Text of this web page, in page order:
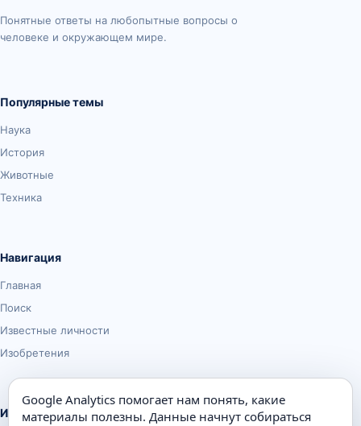
Понятные ответы на любопытные вопросы о
человеке и окружающем мире.
Популярные темы
Наука
История
Животные
Техника
Навигация
Главная
Поиск
Известные личности
Изобретения
Информация
Google Analytics помогает нам понять, какие
материалы полезны. Данные начнут собираться